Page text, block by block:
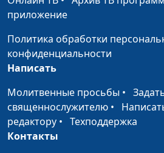
дня
Вселенной
Вернигор
Тополя, тополя,
Лишь к Тебе мои
стремления и
мечты
Юрий
приложение
Политика обработки
конфиденциальности
Написать
Молитвенные просьбы •
священнослужителю •
редактору • Техподдержка
Контакты